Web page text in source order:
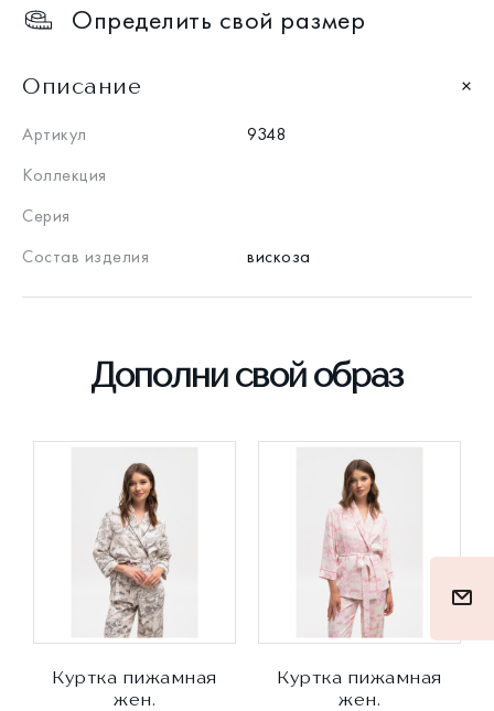
Определить свой размер
Описание
Артикул
9348
Коллекция
Серия
Состав изделия
вискоза
Дополни свой образ
Куртка пижамная
жен.
Куртка пижамная
жен.